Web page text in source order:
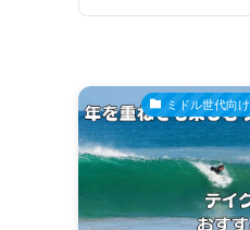
ミドル世代向